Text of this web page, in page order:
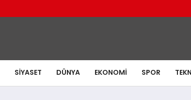
SIYASET DÜNYA EKONOMI SPOR